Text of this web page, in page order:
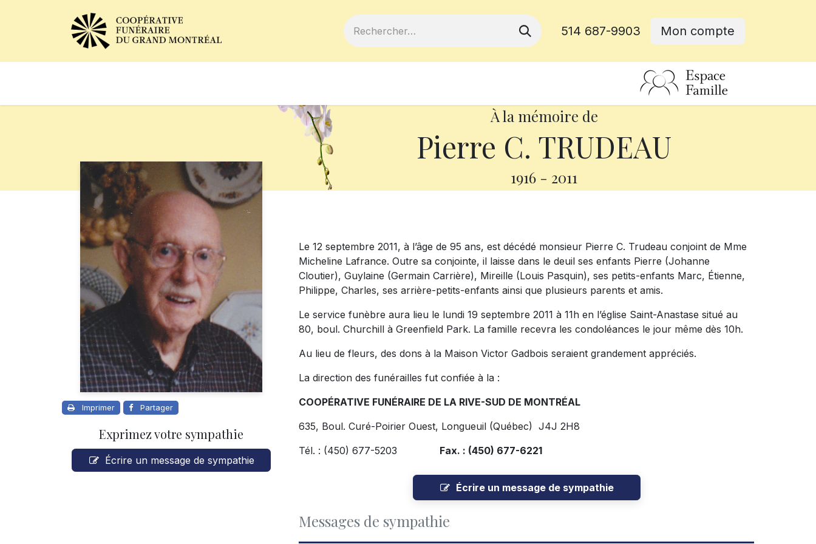
514 687-9903 Mon compte
À la mémoire de
Pierre C. TRUDEAU
1916 - 2011
Imprimer Partager
Exprimez votre sympathie
Écrire un message de sympathie
Le 12 septembre 2011, à l’âge de 95 ans, est décédé monsieur Pierre C. Trudeau conjoint de Mme
Micheline Lafrance. Outre sa conjointe, il laisse dans le deuil ses enfants Pierre (Johanne
Cloutier), Guylaine (Germain Carrière), Mireille (Louis Pasquin), ses petits-enfants Marc, Étienne,
Philippe, Charles, ses arrière-petits-enfants ainsi que plusieurs parents et amis.
Le service funèbre aura lieu le lundi 19 septembre 2011 à 11h en l’église Saint-Anastase situé au
80, boul. Churchill à Greenfield Park. La famille recevra les condoléances le jour même dès 10h.
Au lieu de fleurs, des dons à la Maison Victor Gadbois seraient grandement appréciés.
La direction des funérailles fut confiée à la :
COOPÉRATIVE FUNÉRAIRE DE LA RIVE-SUD DE MONTRÉAL
635, Boul. Curé-Poirier Ouest, Longueuil (Québec) J4J 2H8
Tél. : (450) 677-5203 Fax. : (450) 677-6221
Écrire un message de sympathie
Messages de sympathie